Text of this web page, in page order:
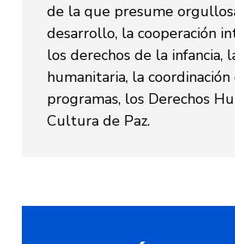
de la que presume
desarrollo, la cooperación
los derechos de la infancia,
humanitaria, la coordinación
programas, los Derechos
Cultura de Paz.